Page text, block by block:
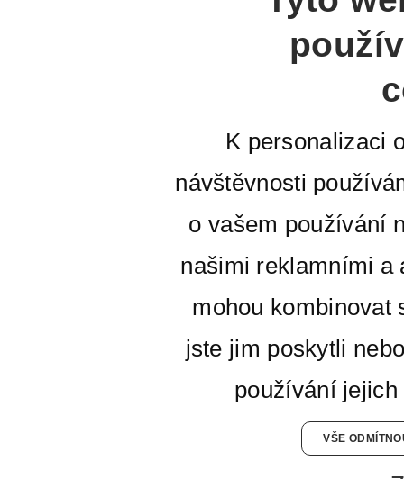
K personalizaci
návštěvnosti
o vašem používání
našimi reklamními a
mohou kombinovat
jste jim poskytli
používání
VŠE